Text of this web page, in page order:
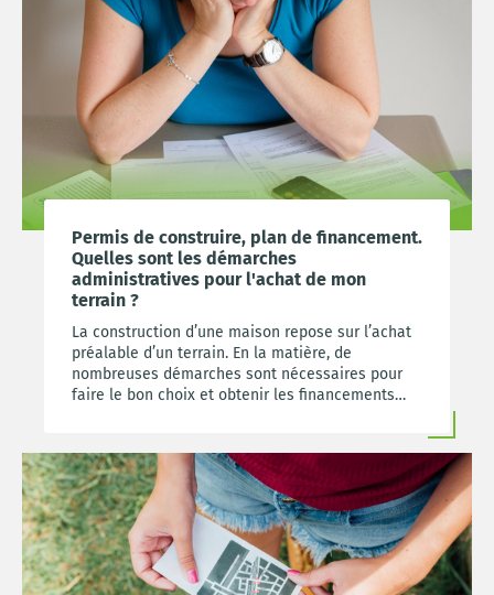
Permis de construire, plan de financement.
Quelles sont les démarches
administratives pour l'achat de mon
terrain ?
La construction d’une maison repose sur l’achat
préalable d’un terrain. En la matière, de
nombreuses démarches sont nécessaires pour
faire le bon choix et obtenir les financements
connaître pour mener à bien votre projet.